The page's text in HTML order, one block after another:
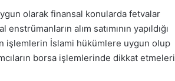
olarak finansal konularda fetvalar
alım satımının yapıldığı
işlemlerin İslami hükümlere uygun olup
borsa işlemlerinde dikkat etmeleri